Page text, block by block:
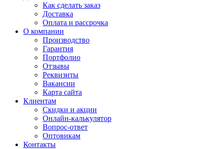
Как сделать заказ
Доставка
Оплата и рассрочка
О компании
Производство
Гарантия
Портфолио
Отзывы
Реквизиты
Вакансии
Карта сайта
Клиентам
Скидки и акции
Онлайн-калькулятор
Вопрос-ответ
Оптовикам
Контакты